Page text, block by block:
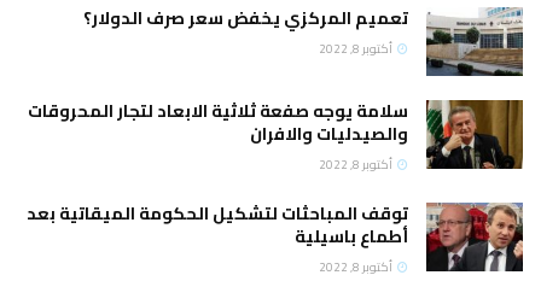
تعميم المركزي يخفض سعر صرف الدولار؟
أكتوبر 8, 2022
سلامة يوجه صفعة ثلاثية الابعاد لتجار المحروقات
والصيدليات والافران
أكتوبر 8, 2022
توقف المباحثات لتشكيل الحكومة الميقاتية بعد
أطماع باسيلية
أكتوبر 8, 2022